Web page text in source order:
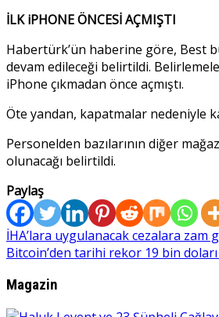
İLK iPHONE ÖNCESİ AÇMIŞTI
Habertürk’ün haberine göre, Best
devam edileceği belirtildi.
iPhone çıkmadan önce açmıştı.
Öte yandan, kapatmalar nedeniyle
Personelden bazılarının diğer
olunacağı belirtildi.
Paylaş
Yazı
gezinmesi
İHA’lara uygulanacak cezalara zam
Bitcoin’den tarihi rekor 19 bin doları
Magazin